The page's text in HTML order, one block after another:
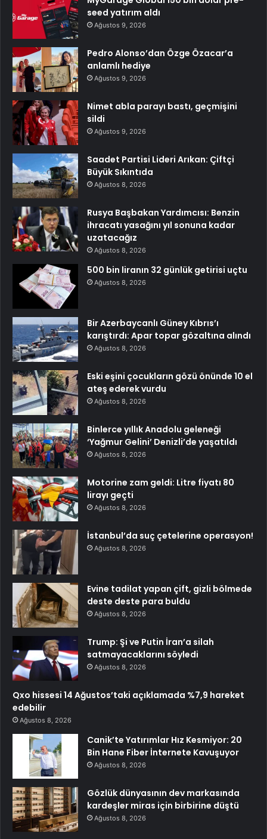
seed yatırım aldı
Ağustos 9, 2026
Pedro Alonso’dan Özge Özacar’a
anlamlı hediye
Ağustos 9, 2026
Nimet abla parayı bastı, geçmişini
sildi
Ağustos 9, 2026
Saadet Partisi Lideri Arıkan: Çiftçi
Büyük Sıkıntıda
Ağustos 8, 2026
Rusya Başbakan Yardımcısı: Benzin
ihracatı yasağını yıl sonuna kadar
uzatacağız
Ağustos 8, 2026
500 bin liranın 32 günlük getirisi uçtu
Ağustos 8, 2026
Bir Azerbaycanlı Güney Kıbrıs’ı
karıştırdı: Apar topar gözaltına alındı
Ağustos 8, 2026
Eski eşini çocukların gözü önünde 10 el
ateş ederek vurdu
Ağustos 8, 2026
Binlerce yıllık Anadolu geleneği
‘Yağmur Gelini’ Denizli’de yaşatıldı
Ağustos 8, 2026
Motorine zam geldi: Litre fiyatı 80
lirayı geçti
Ağustos 8, 2026
İstanbul’da suç çetelerine operasyon!
Ağustos 8, 2026
Evine tadilat yapan çift, gizli bölmede
deste deste para buldu
Ağustos 8, 2026
Trump: Şi ve Putin İran’a silah
satmayacaklarını söyledi
Ağustos 8, 2026
Qxo hissesi 14 Ağustos’taki açıklamada %7,9 hareket
edebilir
Ağustos 8, 2026
Canik’te Yatırımlar Hız Kesmiyor: 20
Bin Hane Fiber İnternete Kavuşuyor
Ağustos 8, 2026
Gözlük dünyasının dev markasında
kardeşler miras için birbirine düştü
Ağustos 8, 2026